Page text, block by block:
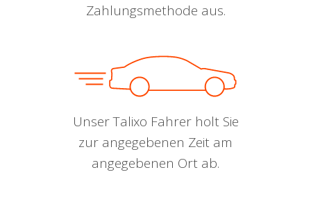
Zahlungsmethode aus.
Unser Talixo Fahrer holt Sie
zur angegebenen Zeit am
angegebenen Ort ab.